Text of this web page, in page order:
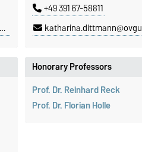
+49 391 67-58811
Honorary Professors
Prof. Dr. Reinhard Reck
Prof. Dr. Florian Holle